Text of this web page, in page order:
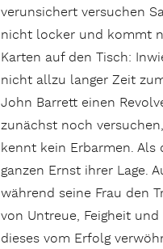
verunsichert versuchen
nicht locker und kommt
Karten auf den Tisch:
nicht allzu langer Zeit
John Barrett einen
zunächst noch
kennt kein Erbarmen.
ganzen Ernst ihrer Lage.
während seine Frau den
von Untreue, Feigheit
dieses vom Erfolg